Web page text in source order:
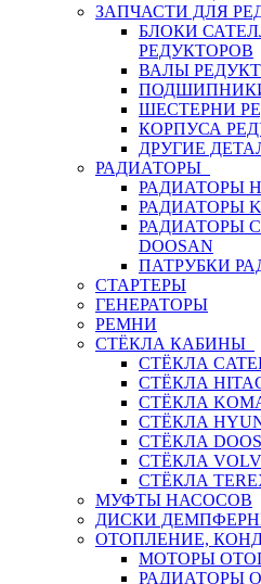
ЗАПЧАСТИ ДЛЯ
БЛОКИ
РЕДУКТОРОВ
ВАЛЫ
ШЕСТЕРНИ
КОРПУСА
ДРУГИЕ
РАДИАТОРЫ
РАДИАТОРЫ
РАДИАТОРЫ
РАДИАТОРЫ
DOOSAN
ПАТРУБКИ
СТАРТЕРЫ
ГЕНЕРАТОРЫ
РЕМНИ
СТЁКЛА КАБИНЫ
СТЁКЛА
СТЁКЛА
СТЁКЛА
СТЁКЛА
СТЁКЛА
СТЁКЛА
СТЁКЛА
МУФТЫ НАСОСОВ
ДИСКИ
ОТОПЛЕНИЕ,
МОТОРЫ
РАДИАТОРЫ